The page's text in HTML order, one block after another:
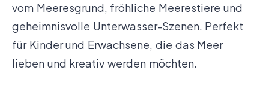
vom Meeresgrund, fröhliche Meerestiere und
geheimnisvolle Unterwasser-Szenen. Perfekt
für Kinder und Erwachsene, die das Meer
lieben und kreativ werden möchten.